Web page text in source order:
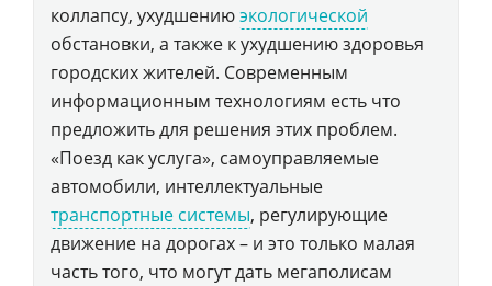
коллапсу, ухудшениюэкологической
обстановки, а также к ухудшению здоровья
городских жителей. Современным
информационным технологиям есть что
предложить для решения этих проблем.
«Поезд как услуга», самоуправляемые
автомобили, интеллектуальные
транспортные системы, регулирующие
движение на дорогах – и это только малая
часть того, что могут дать мегаполисам